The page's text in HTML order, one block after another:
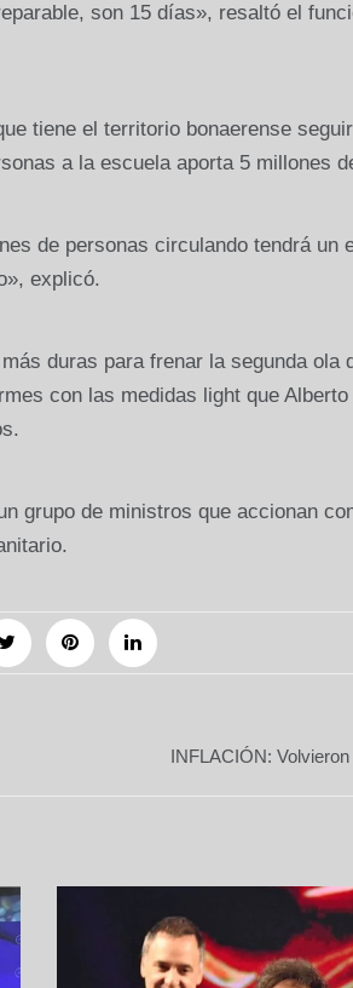
son 15 días», resaltó el
tiene el territorio bonaerense
a la escuela aporta 5 millones
de personas circulando tendrá un
explicó.
duras para frenar la segunda ola
con las medidas light que
grupo de ministros que accionan
INFLACIÓN: